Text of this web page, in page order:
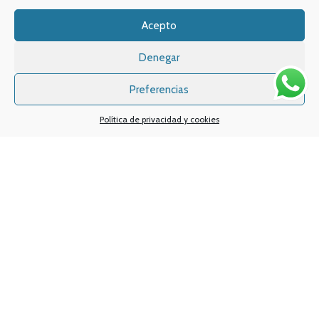
Acepto
Denegar
Preferencias
Política de privacidad y cookies